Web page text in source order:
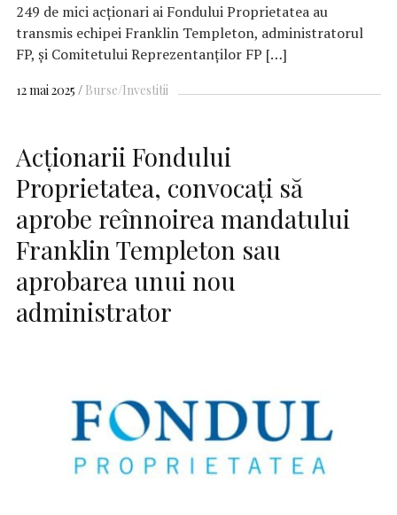
249 de mici acționari ai Fondului Proprietatea au
transmis echipei Franklin Templeton, administratorul
FP, și Comitetului Reprezentanților FP […]
12 mai 2025 Burse/Investitii
Acționarii Fondului
Proprietatea, convocați să
aprobe reînnoirea mandatului
Franklin Templeton sau
aprobarea unui nou
administrator